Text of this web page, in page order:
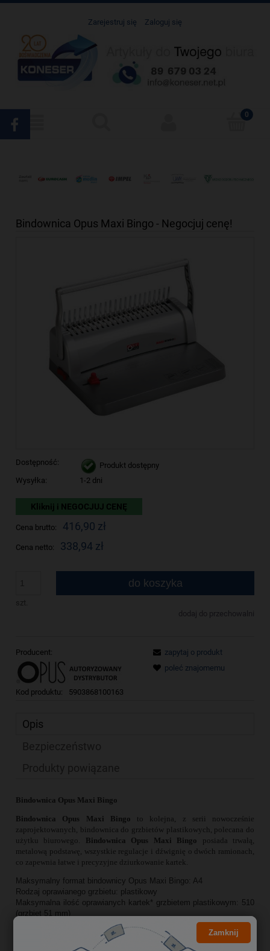
Zarejestruj się Zaloguj się
Bindownica Opus Maxi Bingo - Negocjuj cenę!
Dostępność:
Produkt dostępny
Wysyłka:
1-2 dni
Kliknij i NEGOCJUJ CENĘ
Cena brutto: 416,90 zł
Cena netto: 338,94 zł
do koszyka
dodaj do przechowalni
Producent:
Kod produktu: 5903868100163
zapytaj o produkt
poleć znajomemu
Opis
Bindownica Opus Maxi Bingo
Bindownica Opus Maxi Bingo to kolejna, z serii nowocześnie
zaprojektowanych, bindownica do grzbietów plastikowych, polecana do
użytku biurowego. Bindownica Opus Maxi Bingo posiada trwałą,
metalową podstawę, wszystkie regulacje i dźwignię o dwóch ramionach,
co zapewnia łatwe i precyzyjne dziurkowanie kartek.
Maksymalny format bindownicy Opus Maxi Bingo: A4
Rodzaj oprawianego grzbietu: plastikowy
Maksymalna ilość oprawianych kartek* grzbietem plastikowym: 510
(grzbiet 51 mm)
Maksymalna ilość dziurkowanych kartek*: 14
Tryb pracy: ręczny
Zamknij